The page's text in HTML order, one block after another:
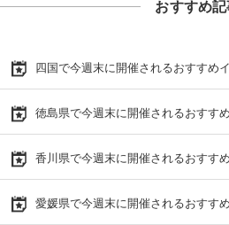
おすすめ記
四国で今週末に開催されるおすすめ
徳島県で今週末に開催されるおすす
香川県で今週末に開催されるおすす
愛媛県で今週末に開催されるおすす